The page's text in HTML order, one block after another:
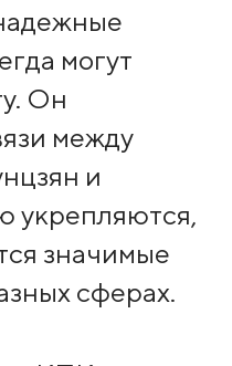
могут
Он
между
и
укрепляются,
значимые
сферах.